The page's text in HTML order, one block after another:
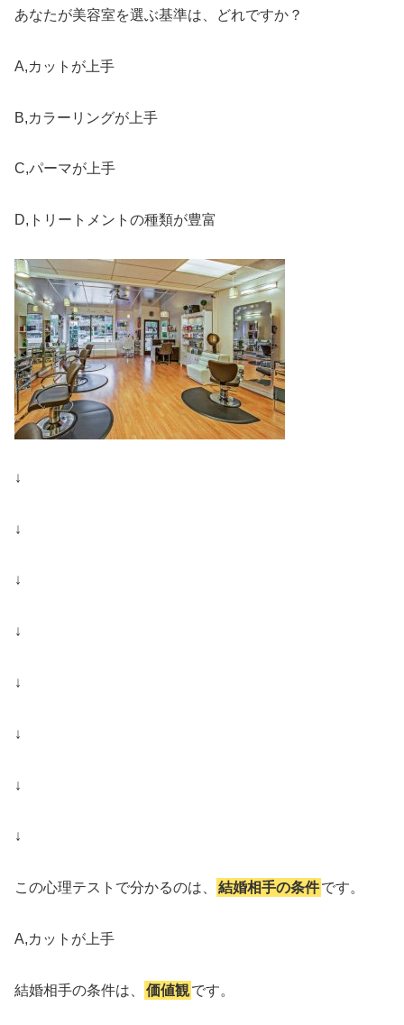
あなたが美容室を選ぶ基準は、どれですか？
A,カットが上手
B,カラーリングが上手
C,パーマが上手
D,トリートメントの種類が豊富
↓
↓
↓
↓
↓
↓
↓
↓
この心理テストで分かるのは、 結婚相手の条件です。
A,カットが上手
結婚相手の条件は、 価値観です。